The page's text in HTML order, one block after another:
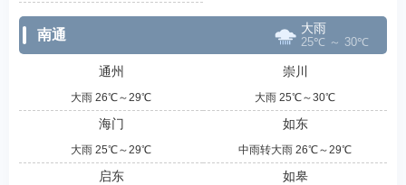
南通 大雨
25℃ ～ 30℃
通州
大雨 26℃～29℃
崇川
大雨 25℃～30℃
海门
大雨 25℃～29℃
如东
中雨转大雨 26℃～29℃
启东 如皋